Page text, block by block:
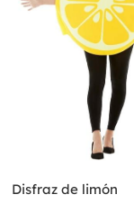
Disfraz de limón